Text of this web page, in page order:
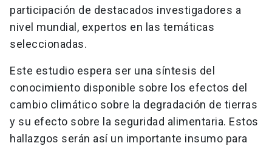
participación de destacados investigadores a
nivel mundial, expertos en las temáticas
seleccionadas.
Este estudio espera ser una síntesis del
conocimiento disponible sobre los efectos del
cambio climático sobre la degradación de tierras
y su efecto sobre la seguridad alimentaria. Estos
hallazgos serán así un importante insumo para